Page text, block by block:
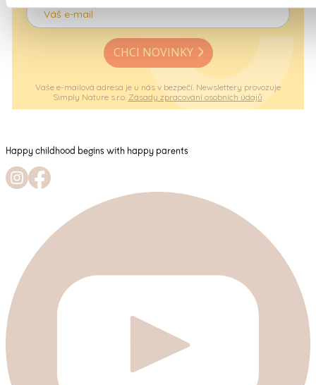
CHCI NOVINKY
Vaše e-mailová adresa je u nás v bezpečí. Newslettery provozuje
Simply Nature s.r.o. Zásady zpracování osobních údajů.
Happy childhood begins with happy parents